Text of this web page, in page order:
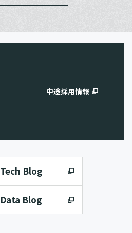
中途採用情報
Tech Blog
Data Blog